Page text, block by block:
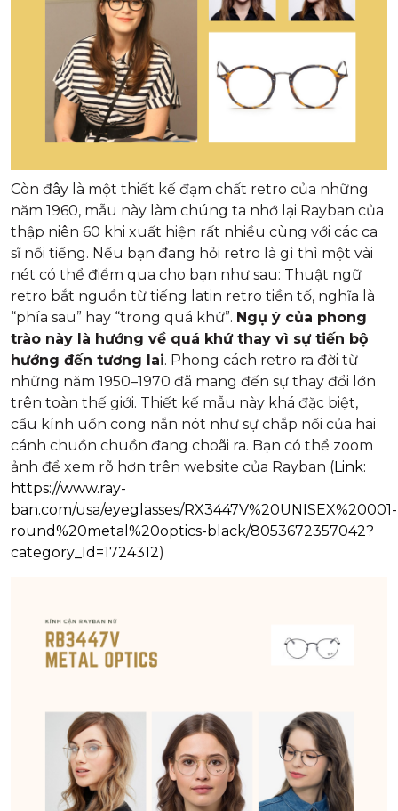
Còn đây là một thiết kế đạm chất retro của những
năm 1960, mẫu này làm chúng ta nhớ lại Rayban của
thập niên 60 khi xuất hiện rất nhiều cùng với các ca
sĩ nổi tiếng. Nếu bạn đang hỏi retro là gì thì một vài
nét có thể điểm qua cho bạn như sau: Thuật ngữ
retro bắt nguồn từ tiếng latin retro tiền tố, nghĩa là
“phía sau” hay “trong quá khứ”. Ngụ ý của phong
trào này là hướng về quá khứ thay vì sự tiến bộ
hướng đến tương lai. Phong cách retro ra đời từ
những năm 1950–1970 đã mang đến sự thay đổi lớn
trên toàn thế giới. Thiết kế mẫu này khá đặc biệt,
cầu kính uốn cong nắn nót như sự chắp nối của hai
cánh chuồn chuồn đang choãi ra. Bạn có thể zoom
ảnh để xem rõ hơn trên website của Rayban (Link:
https://www.ray-
ban.com/usa/eyeglasses/RX3447V%20UNISEX%20001-
round%20metal%20optics-black/8053672357042?
category_Id=1724312)